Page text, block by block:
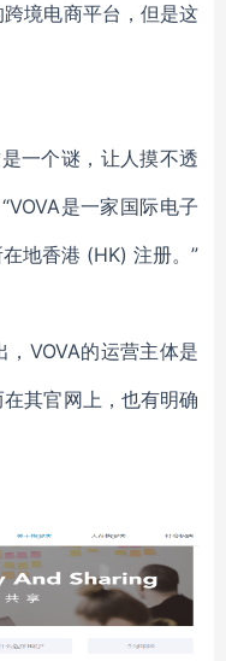
境电商平台，但是这
一个谜，让人摸不透
“VOVA是一家国际电子
地香港 (HK) 注册。”
VOVA的运营主体是
其官网上，也有明确